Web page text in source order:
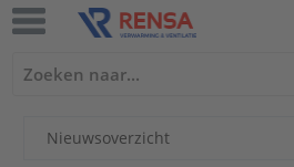
Nieuwsoverzicht